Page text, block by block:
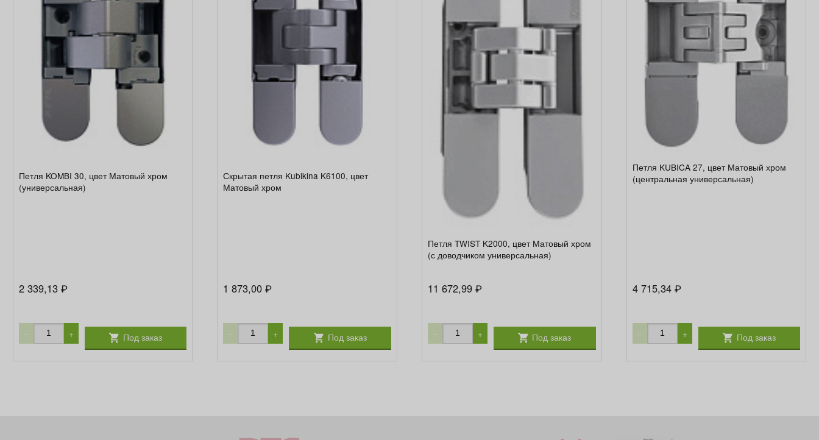
Петля KOMBI 30, цвет Матовый хром
(универсальная)
2 339,13 ₽
− + Под заказ
Скрытая петля Kubikina K6100, цвет
Матовый хром
1 873,00₽
− + Под заказ
Петля TWIST K2000, цвет Матовый хром
(с доводчиком универсальная)
11 672,99₽
− + Под заказ
Петля KUBICA 27, цвет Матовый хром
(центральная универсальная)
4 715,34 ₽
− + Под заказ